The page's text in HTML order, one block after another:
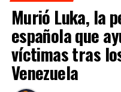
Murió Luka, la
española que
víctimas tras
Venezuela